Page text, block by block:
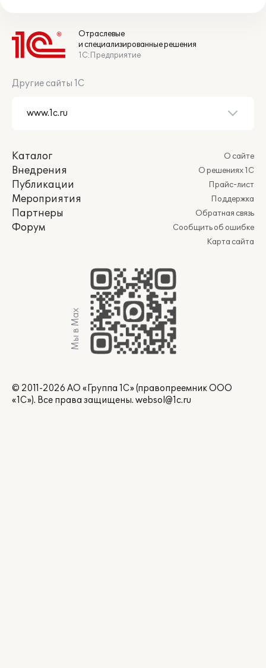
Отраслевые
и специализированные решения
1С:Предприятие
Другие сайты 1С
Каталог
Внедрения
Публикации
Мероприятия
Партнеры
Форум
О сайте
О решениях 1С
Прайс-лист
Поддержка
Обратная связь
Сообщить об ошибке
Карта сайта
Мы в Max
© 2011-2026 АО «Группа 1С» (правопреемник ООО
«1С»). Все права защищены. websol@1c.ru